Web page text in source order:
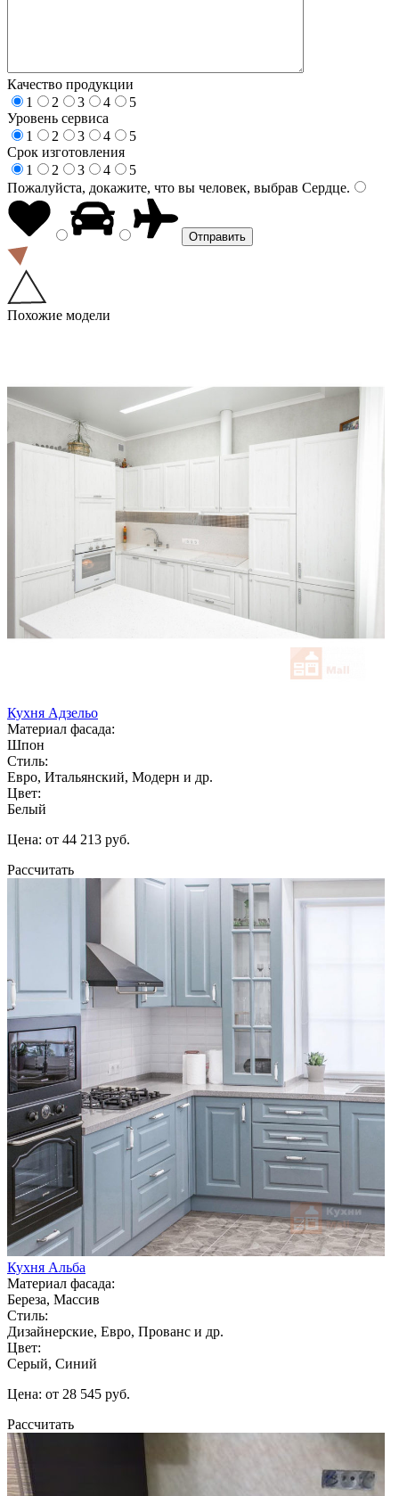
Качество продукции
1
2 3 4
5
Уровень сервиса
1
2 3 4
5
Срок изготовления
1
2 3 4
5
Пожалуйста, докажите, что вы человек, выбрав Сердце.
Похожие модели
Кухня Адзельо
Материал фасада:
Шпон
Стиль:
Евро, Итальянский, Модерн и др.
Цвет:
Белый
Цена: от 44 213 руб.
Рассчитать
Кухня Альба
Материал фасада:
Береза, Массив
Стиль:
Дизайнерские, Евро, Прованс и др.
Цвет:
Серый, Синий
Цена: от 28 545 руб.
Рассчитать